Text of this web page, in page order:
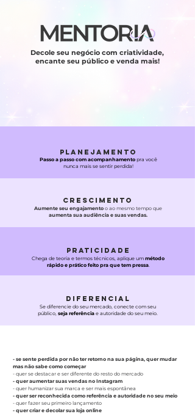
Decole seu negócio com criatividade,
encante seu público e venda mais!
PLANEJAMENTO
Passo a passo com acompanhamentopra você
nunca mais se sentir perdida!
CRESCIMENTO
Aumente seu engajamento o ao mesmo tempo que
aumenta sua audiência e suas vendas.
PRATICIDADE
Chega de teoria e termos técnicos, aplique um método
rápido e prático feito pra que tem pressa.
DIFERENCIAL
Se diferencie do seu mercado, conecte com seu
público, seja referência e autoridade do seu meio.
- se sente perdida por não ter retorno na sua página, quer mudar
mas não sabe como começar
- quer se destacar e ser diferente do resto do mercado
- quer aumentar suas vendas no Instagram
- quer humanizar sua marca e ser mais espontânea
- quer ser reconhecida como referência e autoridade no seu meio
- quer fazer seu primeiro lançamento
- quer criar e decolar sua loja online